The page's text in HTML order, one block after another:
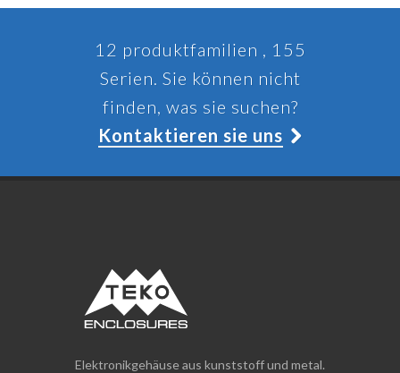
12 produktfamilien , 155
Serien. Sie können nicht
finden, was sie suchen?
Kontaktieren sie uns
Elektronikgehäuse aus kunststoff und metal.